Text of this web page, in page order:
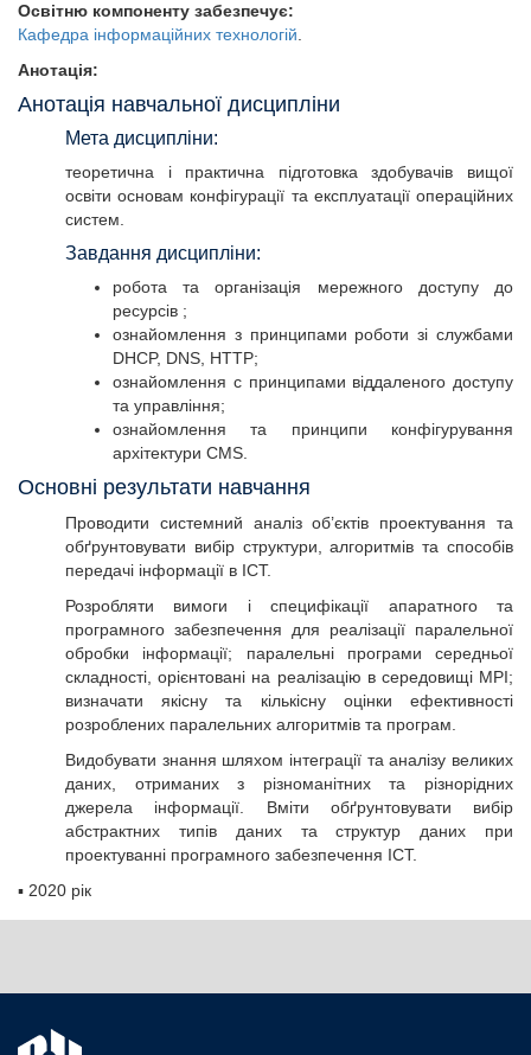
Освітню компоненту забезпечує:
Кафедра інформаційних технологій
Анотація:
Анотація навчальної дисципліни
Мета дисципліни:
теоретична і практична підготовка здобувачів вищої
освіти основам конфігурації та експлуатації операційних
систем.
Завдання дисципліни:
робота та організація мережного доступу до
ресурсів ;
ознайомлення з принципами роботи зі службами
DHCP, DNS, HTTP;
ознайомлення с принципами віддаленого доступу
та управління;
ознайомлення та принципи конфігурування
архітектури CMS.
Основні результати навчання
Проводити системний аналіз об’єктів проектування та
обґрунтовувати вибір структури, алгоритмів та способів
передачі інформації в ІСТ.
Розробляти вимоги і специфікації апаратного та
програмного забезпечення для реалізації паралельної
обробки інформації; паралельні програми середньої
складності, орієнтовані на реалізацію в середовищі MPI;
визначати якісну та кількісну оцінки ефективності
розроблених паралельних алгоритмів та програм.
Видобувати знання шляхом інтеграції та аналізу великих
даних, отриманих з різноманітних та різнорідних
джерела інформації. Вміти обґрунтовувати вибір
абстрактних типів даних та структур даних при
проектуванні програмного забезпечення ІСТ.
▪ 2020 рік